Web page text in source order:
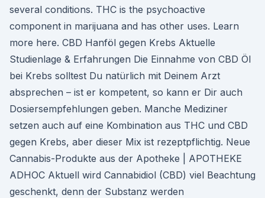
several conditions. THC is the psychoactive
component in marijuana and has other uses. Learn
more here. CBD Hanföl gegen Krebs Aktuelle
Studienlage & Erfahrungen Die Einnahme von CBD Öl
bei Krebs solltest Du natürlich mit Deinem Arzt
absprechen – ist er kompetent, so kann er Dir auch
Dosiersempfehlungen geben. Manche Mediziner
setzen auch auf eine Kombination aus THC und CBD
gegen Krebs, aber dieser Mix ist rezeptpflichtig. Neue
Cannabis-Produkte aus der Apotheke | APOTHEKE
ADHOC Aktuell wird Cannabidiol (CBD) viel Beachtung
geschenkt, denn der Substanz werden